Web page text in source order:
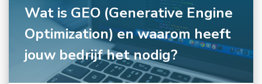
Wat is GEO (Generative Engine
Optimization) en waarom heeft
jouw bedrijf het nodig?